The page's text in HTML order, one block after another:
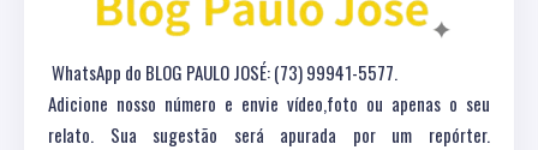
WhatsApp do BLOG PAULO JOSÉ: (73) 99941-5577.
Adicione nosso número e envie vídeo,foto ou apenas o seu
relato. Sua sugestão será apurada por um repórter.